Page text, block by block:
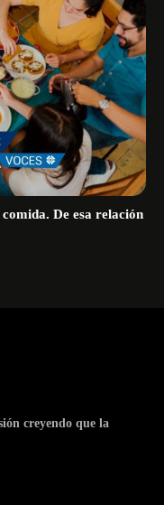
De esa relación
creyendo que la